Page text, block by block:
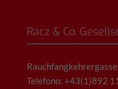
Racz & Co.
Telefono: +43(1)892